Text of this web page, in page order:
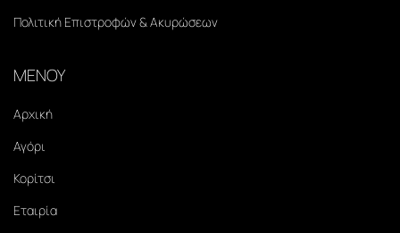
Πολιτική Επιστροφών & Ακυρώσεων
ΜΕΝΟΥ
Αρχική
Αγόρι
Κορίτσι
Εταιρία